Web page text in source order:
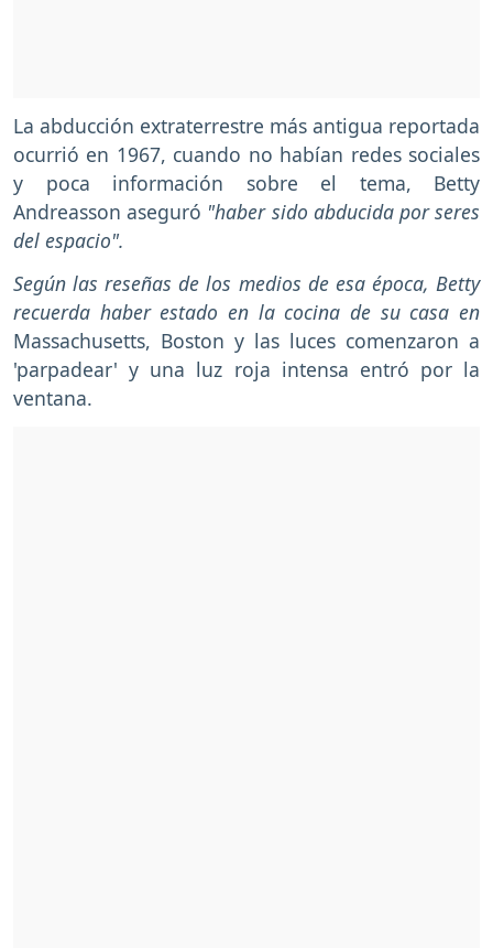
La abducción extraterrestre más antigua reportada
ocurrió en 1967, cuando no habían redes sociales
y poca información sobre el tema, Betty
Andreasson aseguró "haber sido abducida por seres
del espacio".
Según las reseñas de los medios de esa época, Betty
recuerda haber estado en la cocina de su casa en
Massachusetts, Boston y las luces comenzaron a
'parpadear' y una luz roja intensa entró por la
ventana.